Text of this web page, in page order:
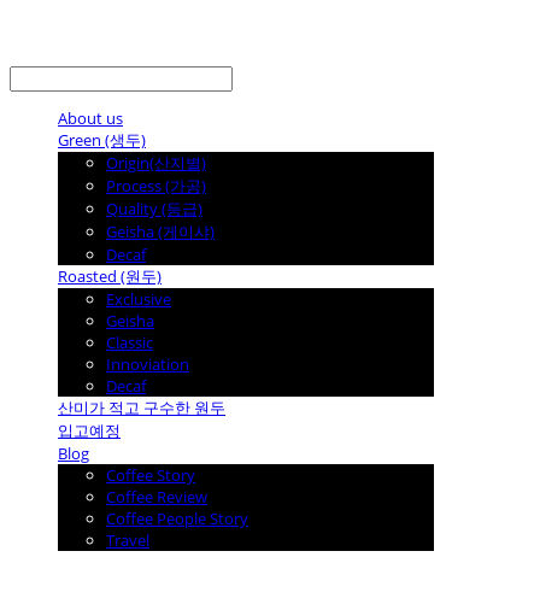
About us
Green (생두)
Origin(산지별)
Process (가공)
Quality (등급)
Geisha (게이샤)
Decaf
Roasted (원두)
Exclusive
Geisha
Classic
Innoviation
Decaf
산미가 적고 구수한 원두
입고예정
Blog
Coffee Story
Coffee Review
Coffee People Story
Travel